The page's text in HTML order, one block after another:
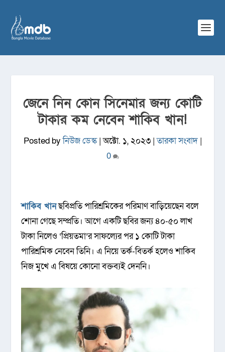
জেনে নিন কোন সিনেমার জন্য কোটি
টাকার কম নেবেন শাকিব খান!
Posted byনিউজ ডেস্ক|অক্টো. ১, ২০২৩|তারকা সংবাদ|
0
শাকিব খানছবিপ্রতি পারিশ্রমিকের পরিমাণ বাড়িয়েছেন বলে
শোনা গেছে সম্প্রতি। আগে একটি ছবির জন্য ৪০-৫০ লাখ
টাকা নিলেও ‘প্রিয়তমা’র সাফল্যের পর ১ কোটি টাকা
পারিশ্রমিক নেবেন তিনি। এ নিয়ে তর্ক-বিতর্ক হলেও শাকিব
নিজ মুখে এ বিষয়ে কোনো বক্তব্যই দেননি।